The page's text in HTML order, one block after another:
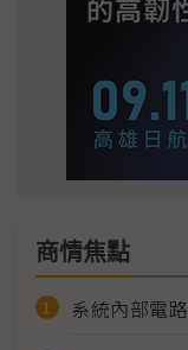
商情焦點
系統內部電